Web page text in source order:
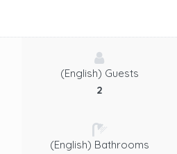
(English) Guests
2
(English) Bathrooms